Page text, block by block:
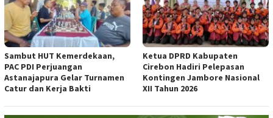
Sambut HUT Kemerdekaan,
PAC PDI Perjuangan
Astanajapura Gelar Turnamen
Catur dan Kerja Bakti
Ketua DPRD Kabupaten
Cirebon Hadiri Pelepasan
Kontingen Jambore Nasional
XII Tahun 2026